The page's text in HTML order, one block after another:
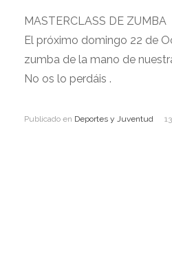
MASTERCLASS DE ZUMBA
El próximo domingo 22 de
zumba de la mano de
No os lo perdáis .
Publicado en Deportes y Juventud